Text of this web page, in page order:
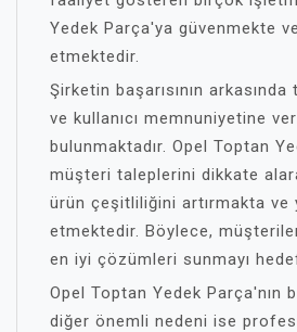
Yedek Parça'ya güvenmekte
etmektedir.
Şirketin başarısının
ve kullanıcı memnuniyetine
bulunmaktadır. Opel Toptan
müşteri taleplerini dikkate
ürün çeşitliliğini artırmakta ve
etmektedir. Böylece,
en iyi çözümleri sunmayı
Opel Toptan Yedek Parça'nın
diğer önemli nedeni ise